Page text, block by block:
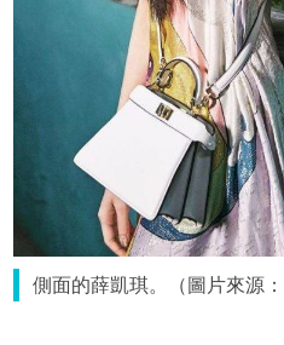
側面的薛凱琪。（圖片來源：